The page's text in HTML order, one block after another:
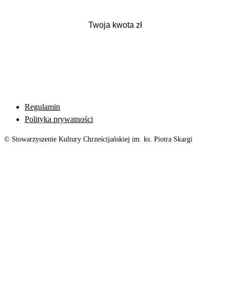
Regulamin
Polityka prywatności
© Stowarzyszenie Kultury Chrześcijańskiej im. ks. Piotra Skargi